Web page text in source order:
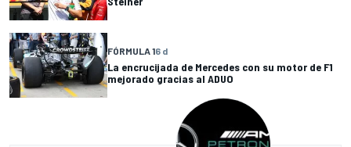
FÓRMULA 16 d
La encrucijada de Mercedes con su motor de F1
mejorado gracias al ADUO